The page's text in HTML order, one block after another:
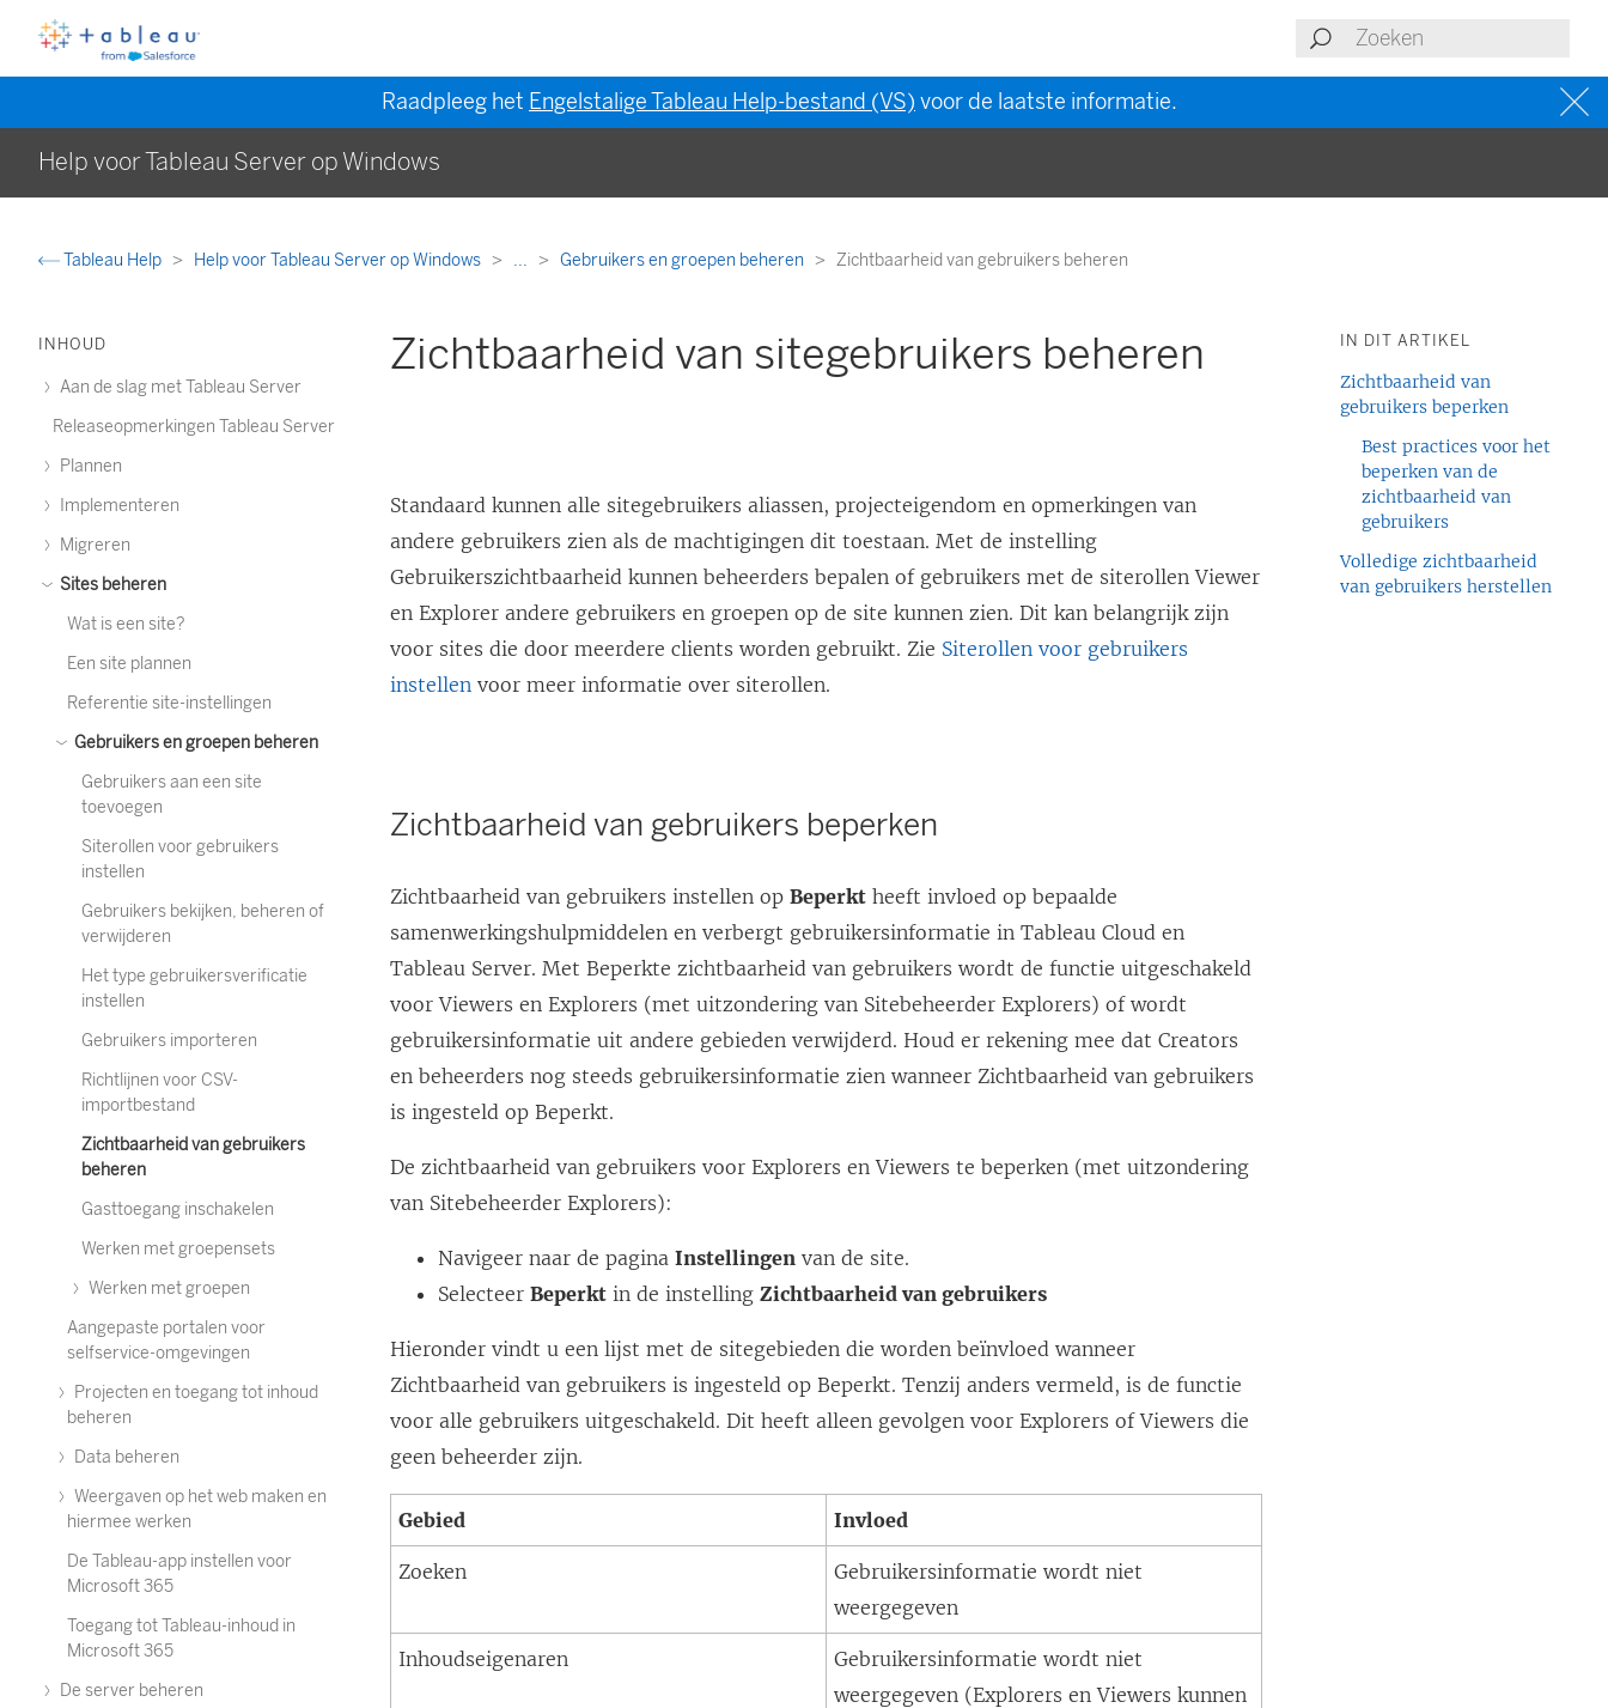
Raadpleeg het Engelstalige Tableau Help-bestand (VS) voor de laatste informatie.
Help voor Tableau Server op Windows
Tableau Help Help voor Tableau Server op Windows ... Gebruikers en groepen beheren Zichtbaarheid van gebruikers beheren
INHOUD
Aan de slag met Tableau Server
Releaseopmerkingen Tableau Server
Plannen
Implementeren
Migreren
Sites beheren
Wat is een site?
Een site plannen
Referentie site-instellingen
Gebruikers en groepen beheren
Gebruikers aan een site
toevoegen
Siterollen voor gebruikers
instellen
Gebruikers bekijken, beheren of
verwijderen
Het type gebruikersverificatie
instellen
Gebruikers importeren
Richtlijnen voor CSV-
importbestand
Zichtbaarheid van gebruikers
beheren
Gasttoegang inschakelen
Werken met groepensets
Werken met groepen
Aangepaste portalen voor
selfservice-omgevingen
Projecten en toegang tot inhoud
beheren
Data beheren
Weergaven op het web maken en
hiermee werken
De Tableau-app instellen voor
Microsoft 365
Toegang tot Tableau-inhoud in
Microsoft 365
De server beheren
Zichtbaarheid van sitegebruikers beheren
Standaard kunnen alle sitegebruikers aliassen, projecteigendom en opmerkingen van
andere gebruikers zien als de machtigingen dit toestaan. Met de instelling
Gebruikerszichtbaarheid kunnen beheerders bepalen of gebruikers met de siterollen Viewer
en Explorer andere gebruikers en groepen op de site kunnen zien. Dit kan belangrijk zijn
voor sites die door meerdere clients worden gebruikt. Zie Siterollen voor gebruikers
instellen voor meer informatie over siterollen.
Zichtbaarheid van gebruikers beperken
Zichtbaarheid van gebruikers instellen opBeperkt heeft invloed op bepaalde
samenwerkingshulpmiddelen en verbergt gebruikersinformatie in Tableau Cloud en
Tableau Server. Met Beperkte zichtbaarheid van gebruikers wordt de functie uitgeschakeld
voor Viewers en Explorers (met uitzondering van Sitebeheerder Explorers) of wordt
gebruikersinformatie uit andere gebieden verwijderd. Houd er rekening mee dat Creators
en beheerders nog steeds gebruikersinformatie zien wanneer Zichtbaarheid van gebruikers
is ingesteld op Beperkt.
De zichtbaarheid van gebruikers voor Explorers en Viewers te beperken (met uitzondering
van Sitebeheerder Explorers):
Navigeer naar de paginaInstellingen van de site.
SelecteerBeperkt in de instellingZichtbaarheid van gebruikers
Hieronder vindt u een lijst met de sitegebieden die worden beïnvloed wanneer
Zichtbaarheid van gebruikers is ingesteld op Beperkt. Tenzij anders vermeld, is de functie
voor alle gebruikers uitgeschakeld. Dit heeft alleen gevolgen voor Explorers of Viewers die
geen beheerder zijn.
Gebied Invloed
Zoeken
Gebruikersinformatie wordt niet
weergegeven
Inhoudseigenaren
Gebruikersinformatie wordt niet
weergegeven (Explorers en Viewers kunnen
IN DIT ARTIKEL
Zichtbaarheid van
gebruikers beperken
Best practices voor het
beperken van de
zichtbaarheid van
gebruikers
Volledige zichtbaarheid
van gebruikers herstellen